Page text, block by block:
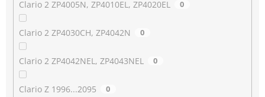
Clario 2 ZP4005N, ZP4010EL, ZP4020EL 0
Clario 2 ZP4030CH, ZP4042N 0
Clario 2 ZP4042NEL, ZP4043NEL 0
Clario Z 1996...2095 0